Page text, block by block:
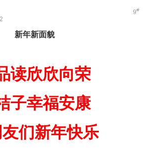
9#
新年新面貌
读欣欣向荣
子幸福安康
们新年快乐